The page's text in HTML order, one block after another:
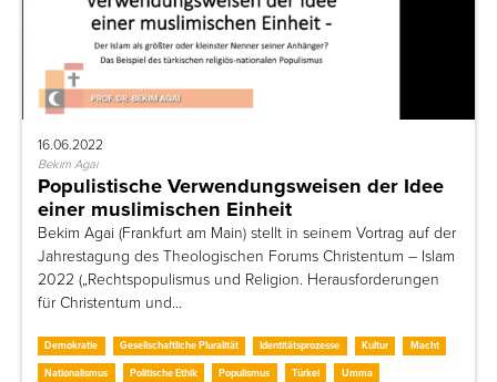
16.06.2022
Bekim Agai
Populistische Verwendungsweisen der Idee
einer muslimischen Einheit
Bekim Agai (Frankfurt am Main) stellt in seinem Vortrag auf der
Jahrestagung des Theologischen Forums Christentum – Islam
2022 („Rechtspopulismus und Religion. Herausforderungen
für Christentum und…
Demokratie Gesellschaftliche Pluralität Identitätsprozesse Kultur
Macht
Nationalismus
Politische Ethik Populismus Türkei Umma